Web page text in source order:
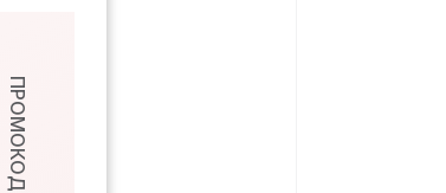
ПРОМОКОД